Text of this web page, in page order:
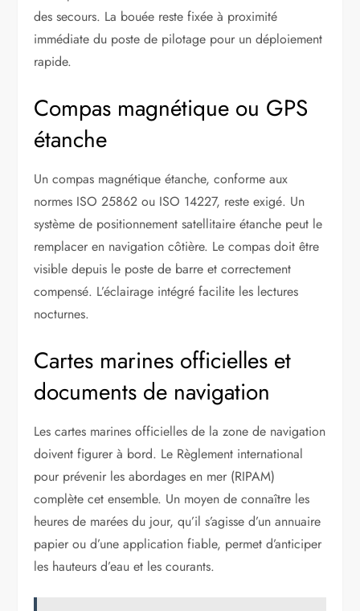
des secours. La bouée reste fixée à proximité
immédiate du poste de pilotage pour un déploiement
rapide.
Compas magnétique ou GPS
étanche
Un compas magnétique étanche, conforme aux
normes ISO 25862 ou ISO 14227, reste exigé. Un
système de positionnement satellitaire étanche peut le
remplacer en navigation côtière. Le compas doit être
visible depuis le poste de barre et correctement
compensé. L’éclairage intégré facilite les lectures
nocturnes.
Cartes marines officielles et
documents de navigation
Les cartes marines officielles de la zone de navigation
doivent figurer à bord. Le Règlement international
pour prévenir les abordages en mer (RIPAM)
complète cet ensemble. Un moyen de connaître les
heures de marées du jour, qu’il s’agisse d’un annuaire
papier ou d’une application fiable, permet d’anticiper
les hauteurs d’eau et les courants.